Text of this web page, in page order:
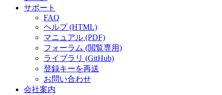
サポート
FAQ
ヘルプ (HTML)
マニュアル (PDF)
フォーラム (閲覧専用)
ライブラリ (GitHub)
登録キーを再送
お問い合わせ
会社案内